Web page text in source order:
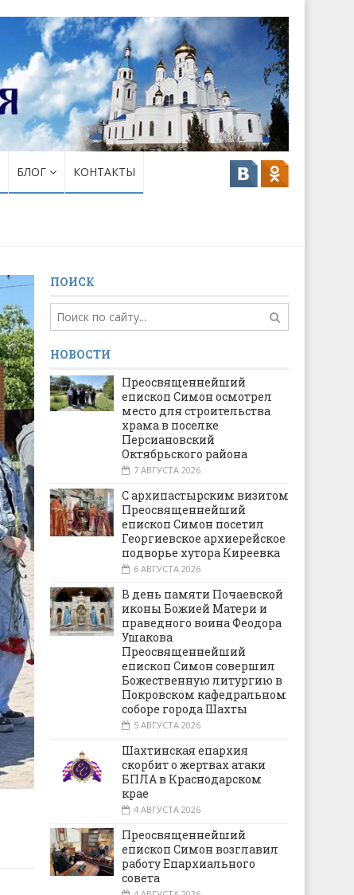
БЛОГ КОНТАКТЫ
ПОИСК
НОВОСТИ
Преосвященнейший
епископ Симон осмотрел
место для строительства
храма в поселке
Персиановский
Октябрьского района
7 АВГУСТА 2026
С архипастырским визитом
Преосвященнейший
епископ Симон посетил
Георгиевское архиерейское
подворье хутора Киреевка
6 АВГУСТА 2026
В день памяти Почаевской
иконы Божией Матери и
праведного воина Феодора
Ушакова
Преосвященнейший
епископ Симон совершил
Божественную литургию в
Покровском кафедральном
соборе города Шахты
5 АВГУСТА 2026
Шахтинская епархия
скорбит о жертвах атаки
БПЛА в Краснодарском
крае
4 АВГУСТА 2026
Преосвященнейший
епископ Симон возглавил
работу Епархиального
совета